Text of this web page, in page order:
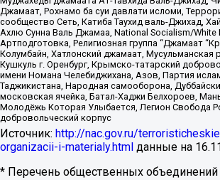
Джамаат, Рохнамо ба суи давлати исломи,
сообщество Сеть, Катиба Таухид валь-Джихад,
Ахлю Сунна Валь Джамаа, National Socialism/White
Артподготовка, Религиозная группа “Джамаат
Колумбайн, Хатлонский джамаат, Мусульманская
Кушкуль г. Оренбург, Крымско-татарский
имени Номана Челебиджихана, Азов, Партия
Таджикистана, Народная самооборона,
московская ячейка, Батал-Хаджи Белхороев,
Молодёжь Которая Улыбается, Легион Свобода
добровольческий корпус
Источник: http://nac.gov.ru/
organizacii-i-materialy.html данные на
* Перечень общественных объединений